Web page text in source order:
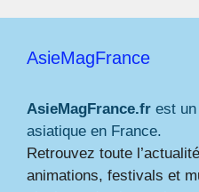
AsieMagFrance
AsieMagFrance.fr est
asiatique en France.
Retrouvez toute
animations, festivals et